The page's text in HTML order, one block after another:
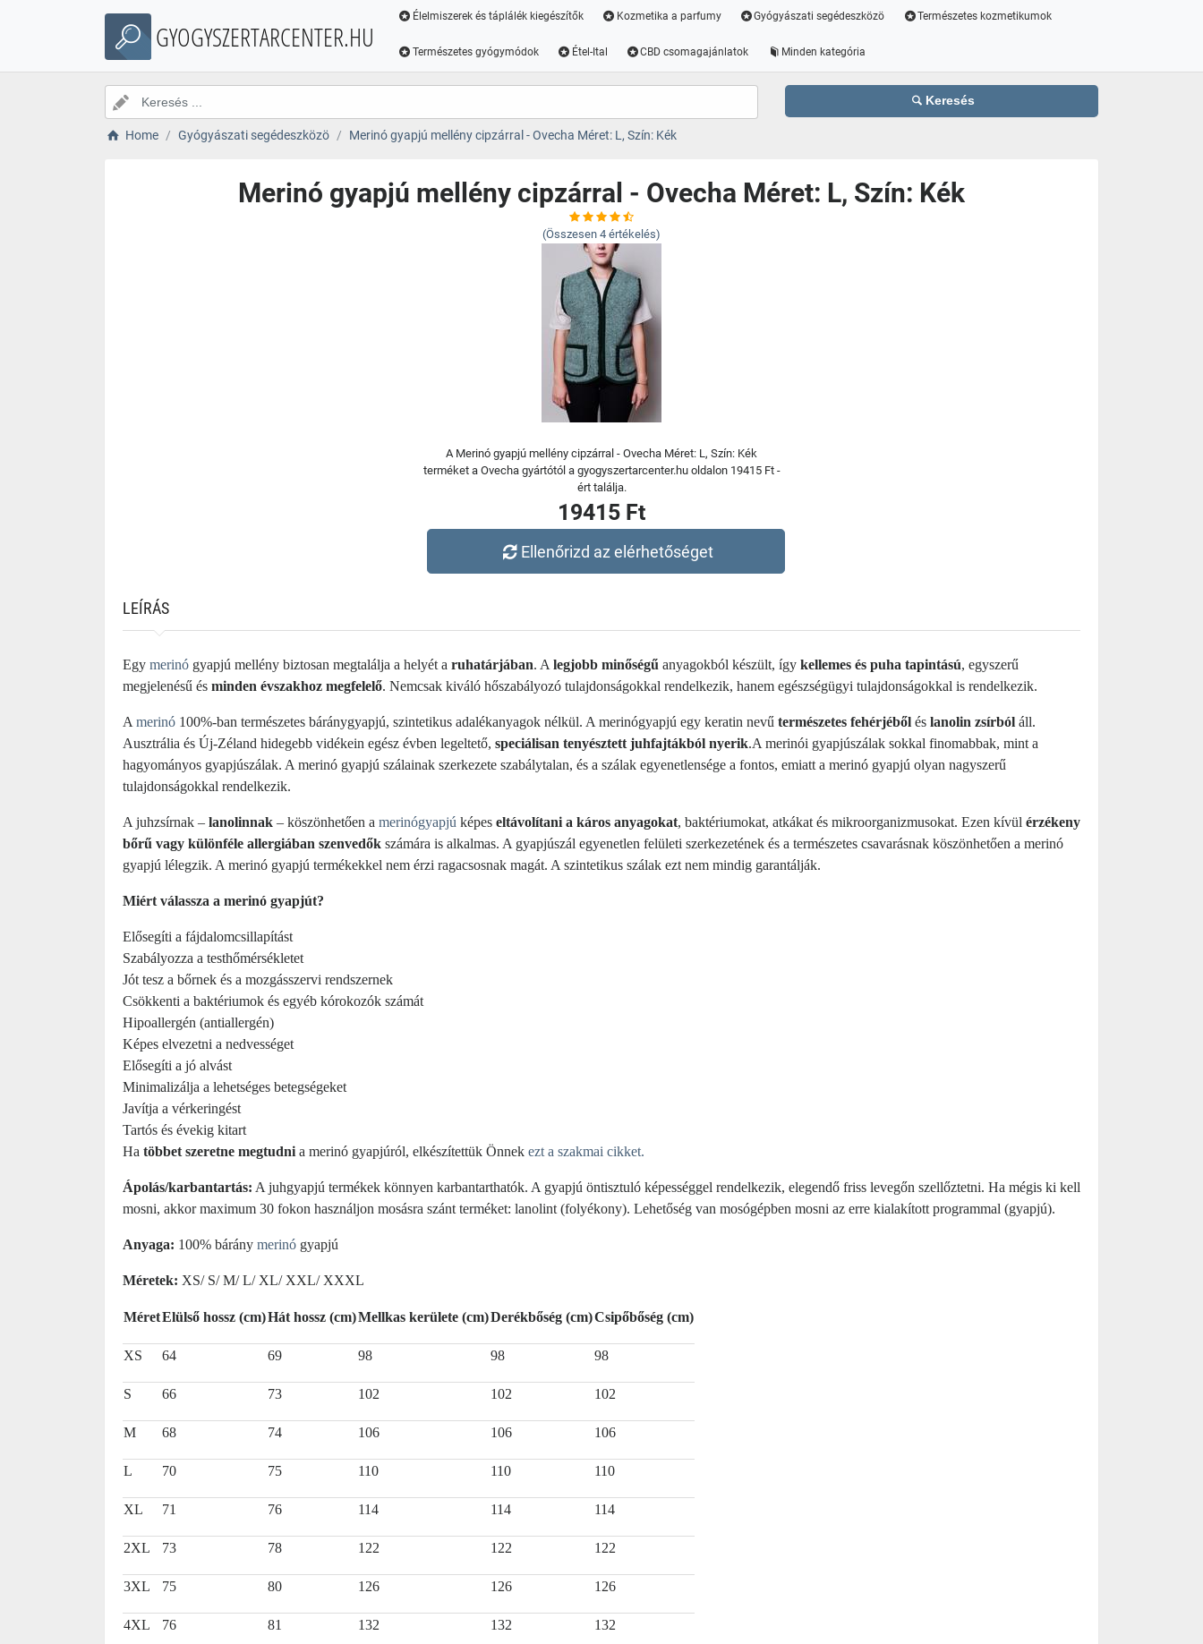
GYOGYSZERTARCENTER.HU
Élelmiszerek és táplálék kiegészítők Kozmetika a parfumy Gyógyászati segédeszközö Természetes kozmetikumok
Természetes gyógymódok Étel-Ital CBD csomagajánlatok Minden kategória
Keresés
Home Gyógyászati segédeszközö Merinó gyapjú mellény cipzárral - Ovecha Méret: L, Szín: Kék
Merinó gyapjú mellény cipzárral - Ovecha Méret: L, Szín: Kék
(Összesen 4 értékelés)
A Merinó gyapjú mellény cipzárral - Ovecha Méret: L, Szín: Kék
terméket a Ovecha gyártótól a gyogyszertarcenter.hu oldalon 19415 Ft -
ért találja.
19415 Ft
Ellenőrizd az elérhetőséget
LEÍRÁS
Egy merinó gyapjú mellény biztosan megtalálja a helyét a ruhatárjában. A legjobb minőségű anyagokból készült, így kellemes és puha tapintású, egyszerű
megjelenésű és minden évszakhoz megfelelő. Nemcsak kiváló hőszabályozó tulajdonságokkal rendelkezik, hanem egészségügyi tulajdonságokkal is rendelkezik.
A merinó 100%-ban természetes báránygyapjú, szintetikus adalékanyagok nélkül. A merinógyapjú egy keratin nevű természetes fehérjéből és lanolin zsírból áll.
Ausztrália és Új-Zéland hidegebb vidékein egész évben legeltető, speciálisan tenyésztett juhfajtákból nyerik.A merinói gyapjúszálak sokkal finomabbak, mint a
hagyományos gyapjúszálak. A merinó gyapjú szálainak szerkezete szabálytalan, és a szálak egyenetlensége a fontos, emiatt a merinó gyapjú olyan nagyszerű
tulajdonságokkal rendelkezik.
A juhzsírnak – lanolinnak – köszönhetően a merinógyapjú képes eltávolítani a káros anyagokat, baktériumokat, atkákat és mikroorganizmusokat. Ezen kívül érzékeny
bőrű vagy különféle allergiában szenvedők számára is alkalmas. A gyapjúszál egyenetlen felületi szerkezetének és a természetes csavarásnak köszönhetően a merinó
gyapjú lélegzik. A merinó gyapjú termékekkel nem érzi ragacsosnak magát. A szintetikus szálak ezt nem mindig garantálják.
Miért válassza a merinó gyapjút?
Elősegíti a fájdalomcsillapítást
Szabályozza a testhőmérsékletet
Jót tesz a bőrnek és a mozgásszervi rendszernek
Csökkenti a baktériumok és egyéb kórokozók számát
Hipoallergén (antiallergén)
Képes elvezetni a nedvességet
Elősegíti a jó alvást
Minimalizálja a lehetséges betegségeket
Javítja a vérkeringést
Tartós és évekig kitart
Ha többet szeretne megtudni a merinó gyapjúról, elkészítettük Önnek ezt a szakmai cikket.
Ápolás/karbantartás: A juhgyapjú termékek könnyen karbantarthatók. A gyapjú öntisztuló képességgel rendelkezik, elegendő friss levegőn szellőztetni. Ha mégis ki kell
mosni, akkor maximum 30 fokon használjon mosásra szánt terméket: lanolint (folyékony). Lehetőség van mosógépben mosni az erre kialakított programmal (gyapjú).
Anyaga: 100% bárány merinó gyapjú
Méretek: XS/ S/ M/ L/ XL/ XXL/ XXXL
MéretElülső hossz (cm)Hát hossz (cm)Mellkas kerülete (cm)Derékbőség (cm)Csipőbőség (cm)
XS 64 69 98 98 98
S 66 73 102 102 102
M 68 74 106 106 106
L 70 75 110 110 110
XL 71 76 114 114 114
2XL 73 78 122 122 122
3XL 75 80 126 126 126
4XL 76 81 132 132 132